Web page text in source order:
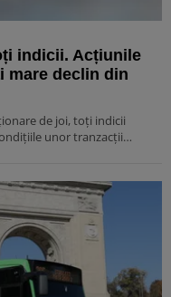
indicii. Acțiunile
mare declin din
de joi, toți indicii
unor tranzacții…